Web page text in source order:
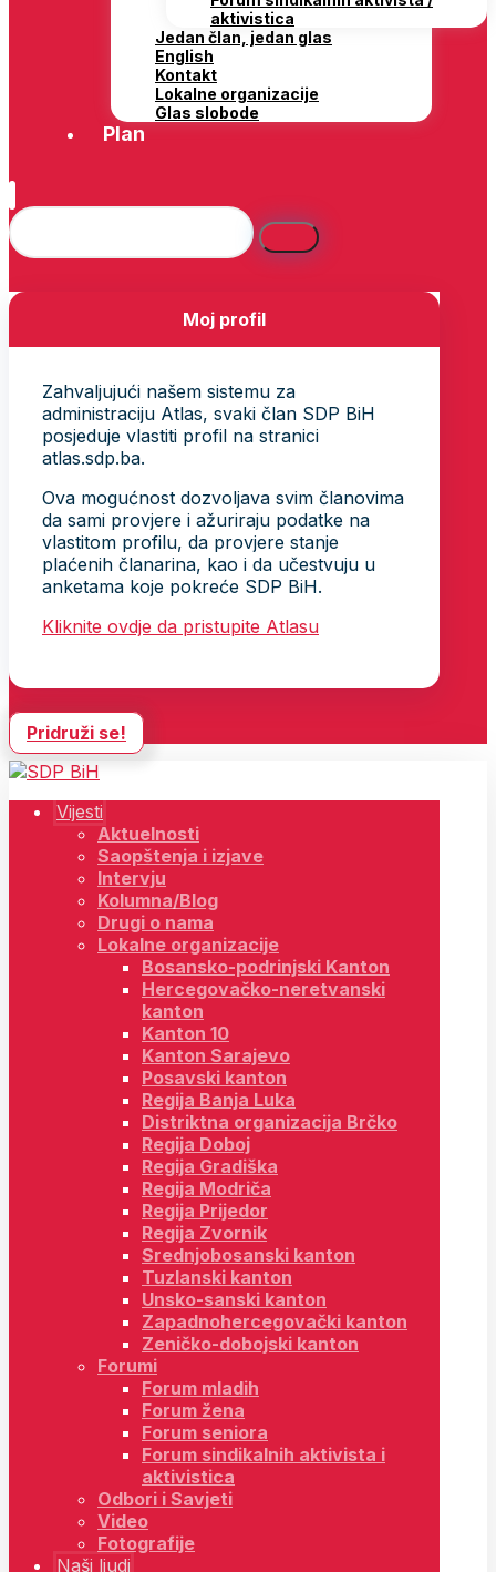
aktivistica
Jedan član, jedan glas
English
Kontakt
Lokalne organizacije
Glas slobode
Plan
Moj profil
Zahvaljujući našem sistemu za
administraciju Atlas, svaki član SDP BiH
posjeduje vlastiti profil na stranici
atlas.sdp.ba.
Ova mogućnost dozvoljava svim članovima
da sami provjere i ažuriraju podatke na
vlastitom profilu, da provjere stanje
plaćenih članarina, kao i da učestvuju u
anketama koje pokreće SDP BiH.
Kliknite ovdje da pristupite Atlasu
Pridruži se!
Vijesti
Aktuelnosti
Saopštenja i izjave
Intervju
Kolumna/Blog
Drugi o nama
Lokalne organizacije
Bosansko-podrinjski Kanton
Hercegovačko-neretvanski
kanton
Kanton 10
Kanton Sarajevo
Posavski kanton
Regija Banja Luka
Distriktna organizacija Brčko
Regija Doboj
Regija Gradiška
Regija Modriča
Regija Prijedor
Regija Zvornik
Srednjobosanski kanton
Tuzlanski kanton
Unsko-sanski kanton
Zapadnohercegovački kanton
Zeničko-dobojski kanton
Forumi
Forum mladih
Forum žena
Forum seniora
Forum sindikalnih aktivista i
aktivistica
Odbori i Savjeti
Video
Fotografije
Naši ljudi